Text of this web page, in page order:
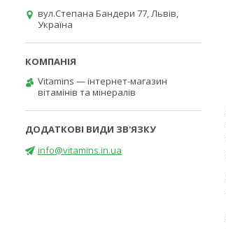
вул.Степана Бандери 77, Львів,
Україна
Vitamins — інтернет-магазин
вітамінів та мінералів
info@vitamins.in.ua